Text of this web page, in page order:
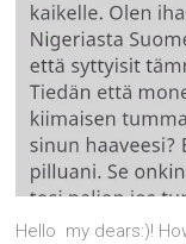
Hello my dears:)!